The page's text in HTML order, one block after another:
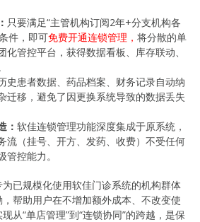
只要满足“主管机构订阅2年+分支机构各
件，即可免费开通连锁管理， 将分散的单
化管控平台，获得数据看板、库存联动、
史患者数据、药品档案、财务记录自动纳
迁移，避免了因更换系统导致的数据丢失
： 软佳连锁管理功能深度集成于原系统，
流（挂号、开方、发药、收费）不受任何
控能力。
已规模化使用软佳门诊系统的机构群体
帮助用户在不增加额外成本、不改变使
从“单店管理”到“连锁协同”的跨越，是保